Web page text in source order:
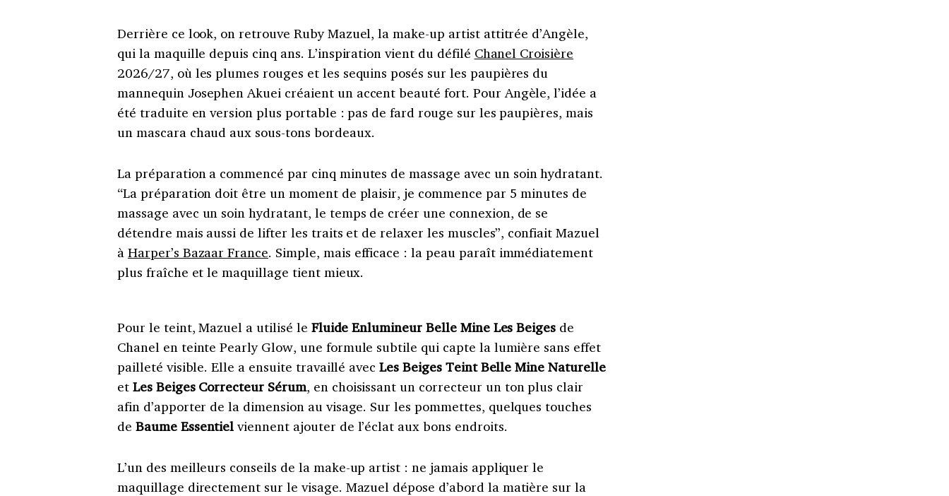
Derrière ce look, on retrouve Ruby Mazuel, la make-up artist attitrée d’Angèle,
qui la maquille depuis cinq ans. L’inspiration vient du défilé Chanel Croisière
2026/27, où les plumes rouges et les sequins posés sur les paupières du
mannequin Josephen Akuei créaient un accent beauté fort. Pour Angèle, l’idée a
été traduite en version plus portable : pas de fard rouge sur les paupières, mais
un mascara chaud aux sous-tons bordeaux.
La préparation a commencé par cinq minutes de massage avec un soin hydratant.
“La préparation doit être un moment de plaisir, je commence par 5 minutes de
massage avec un soin hydratant, le temps de créer une connexion, de se
détendre mais aussi de lifter les traits et de relaxer les muscles”, confiait Mazuel
à Harper’s Bazaar France. Simple, mais efficace : la peau paraît immédiatement
plus fraîche et le maquillage tient mieux.
Pour le teint, Mazuel a utilisé le Fluide Enlumineur Belle Mine Les Beiges de
Chanel en teinte Pearly Glow, une formule subtile qui capte la lumière sans effet
pailleté visible. Elle a ensuite travaillé avecLes Beiges Teint Belle Mine Naturelle
et Les Beiges Correcteur Sérum, en choisissant un correcteur un ton plus clair
afin d’apporter de la dimension au visage. Sur les pommettes, quelques touches
de Baume Essentiel viennent ajouter de l’éclat aux bons endroits.
L’un des meilleurs conseils de la make-up artist : ne jamais appliquer le
maquillage directement sur le visage. Mazuel dépose d’abord la matière sur la